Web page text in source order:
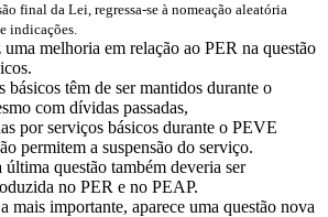
final da Lei, regressa-se à nomeação aleatória
indicações.
melhoria em relação ao PER na questão
básicos têm de ser mantidos durante o
com dívidas passadas,
por serviços básicos durante o PEVE
permitem a suspensão do serviço.
última questão também deveria ser
no PER e no PEAP.
mais importante, aparece uma questão nova